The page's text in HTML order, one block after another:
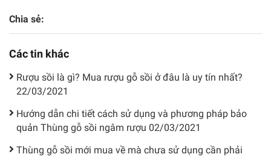
Chia sẻ:
Các tin khác
Rượu sồi là gì? Mua rượu gỗ sồi ở đâu là uy tín nhất?
22/03/2021
Hướng dẫn chi tiết cách sử dụng và phương pháp bảo
quản Thùng gỗ sồi ngâm rượu 02/03/2021
Thùng gỗ sồi mới mua về mà chưa sử dụng cần phải